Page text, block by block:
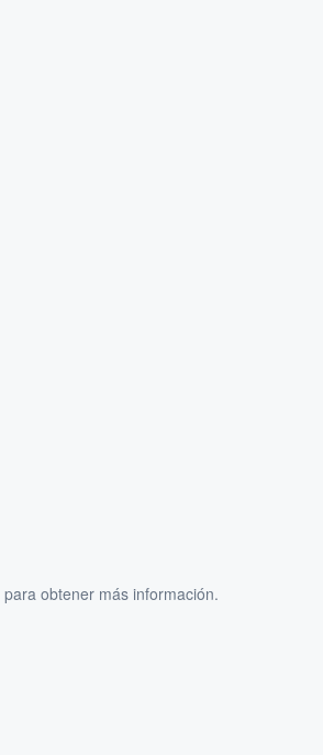
para obtener más información.